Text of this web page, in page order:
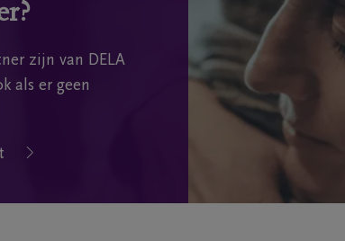
zijn van DELA
als er geen